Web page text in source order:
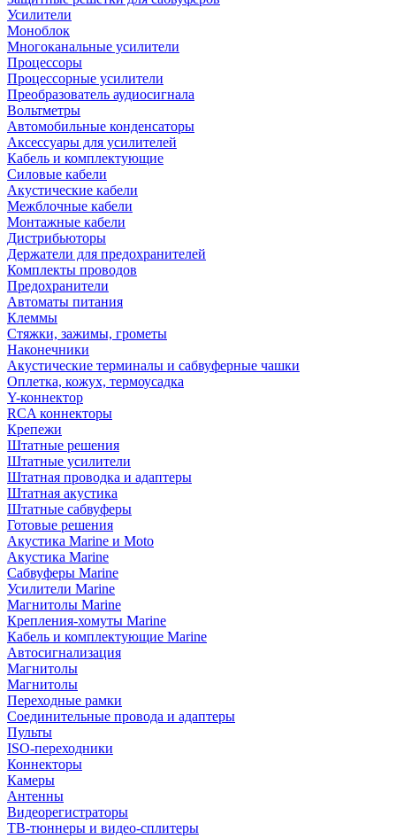
Усилители
Моноблок
Многоканальные усилители
Процессоры
Процессорные усилители
Преобразователь аудиосигнала
Вольтметры
Автомобильные конденсаторы
Аксессуары для усилителей
Кабель и комплектующие
Силовые кабели
Акустические кабели
Межблочные кабели
Монтажные кабели
Дистрибьюторы
Держатели для предохранителей
Комплекты проводов
Предохранители
Автоматы питания
Клеммы
Стяжки, зажимы, грометы
Наконечники
Акустические терминалы и сабвуферные чашки
Оплетка, кожух, термоусадка
Y-коннектор
RCA коннекторы
Крепежи
Штатные решения
Штатные усилители
Штатная проводка и адаптеры
Штатная акустика
Штатные сабвуферы
Готовые решения
Акустика Marine и Moto
Акустика Marine
Сабвуферы Marine
Усилители Marine
Магнитолы Marine
Крепления-хомуты Marine
Кабель и комплектующие Marine
Автосигнализация
Магнитолы
Магнитолы
Переходные рамки
Соединительные провода и адаптеры
Пульты
ISO-переходники
Коннекторы
Камеры
Антенны
Видеорегистраторы
ТВ-тюннеры и видео-сплитеры